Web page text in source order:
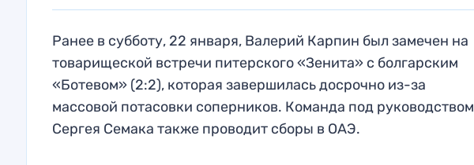
Ранее в субботу, 22 января, Валерий Карпин был замечен на
товарищеской встречи питерского «Зенита» с болгарским
«Ботевом» (2:2), которая завершилась досрочно из-за
массовой потасовки соперников. Команда под руководством
Сергея Семака также проводит сборы в ОАЭ.